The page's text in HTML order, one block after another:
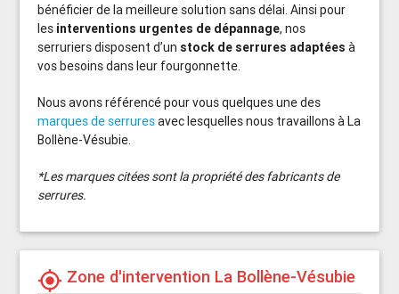
bénéficier de la meilleure solution sans délai. Ainsi pour
les interventions urgentes de dépannage, nos
serruriers disposent d’un stock de serrures adaptées à
vos besoins dans leur fourgonnette.
Nous avons référencé pour vous quelques une des
marques de serruresavec lesquelles nous travaillons à La
Bollène-Vésubie.
*Les marques citées sont la propriété des fabricants de
serrures.
my_location Zone d'intervention La Bollène-Vésubie